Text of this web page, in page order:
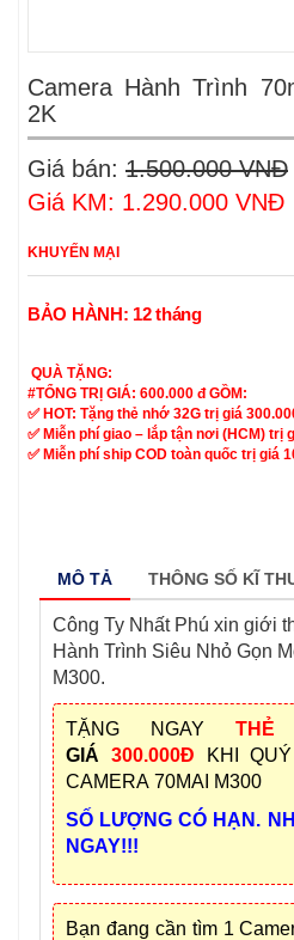
Camera Hành Trình
2K
Giá bán: 1.500.000 VNĐ
Giá KM: 1.290.000 VNĐ
KHUYẾN MẠI
BẢO HÀNH: 12 tháng
QUÀ TẶNG:
#TỔNG TRỊ GIÁ: 600.000 đ GỒM:
✅ HOT: Tặng thẻ nhớ 32G trị giá
✅ Miễn phí giao – lắp tận nơi (HCM) trị
✅ Miễn phí ship COD toàn quốc trị giá
MÔ TẢ THÔNG SỐ KĨ
Công Ty Nhất Phú xin giới
Hành Trình Siêu Nhỏ Gọn
M300.
TẶNG NGAY
GIÁ 300.000Đ KHI
CAMERA 70MAI M300
SỐ LƯỢNG CÓ HẠN.
NGAY!!!
Bạn đang cần tìm 1